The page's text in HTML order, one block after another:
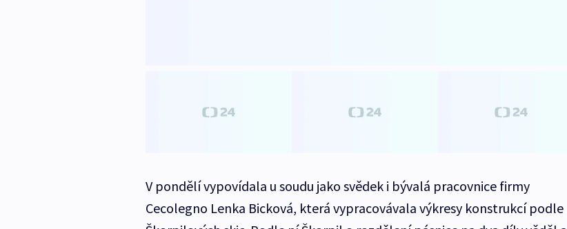
V pondělí vypovídala u soudu jako svědek i bývalá pracovnice firmy
Cecolegno Lenka Bicková, která vypracovávala výkresy konstrukcí podle